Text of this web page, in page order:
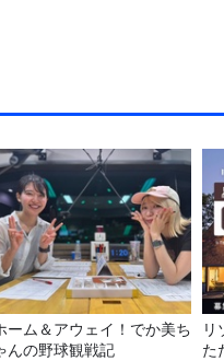
ーム＆アウェイ！でか美ち
んの野球観戦記
リ
た